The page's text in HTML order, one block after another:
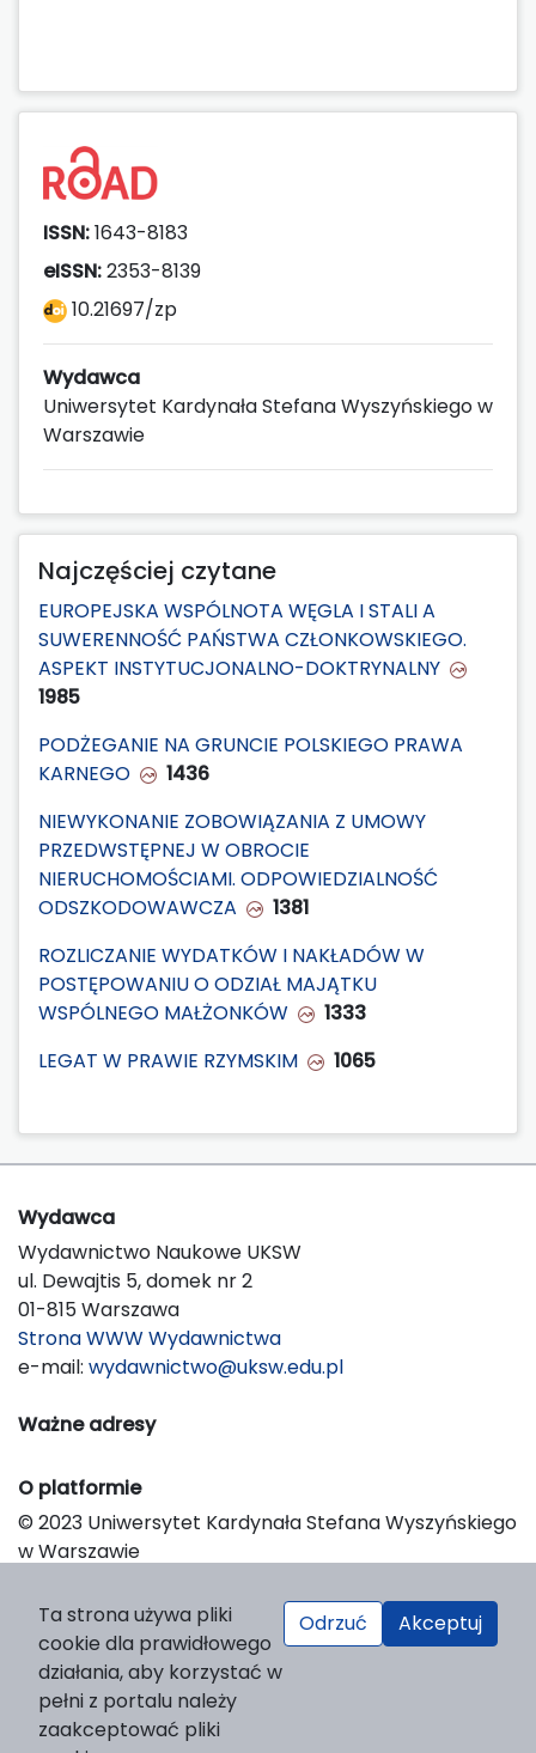
ISSN:1643-8183
eISSN:2353-8139
10.21697/zp
Wydawca
Uniwersytet Kardynała Stefana Wyszyńskiego w
Warszawie
Najczęściej czytane
EUROPEJSKA WSPÓLNOTA WĘGLA I STALI A
SUWERENNOŚĆ PAŃSTWA CZŁONKOWSKIEGO.
ASPEKT INSTYTUCJONALNO-DOKTRYNALNY
1985
PODŻEGANIE NA GRUNCIE POLSKIEGO PRAWA
KARNEGO
1436
NIEWYKONANIE ZOBOWIĄZANIA Z UMOWY
PRZEDWSTĘPNEJ W OBROCIE
NIERUCHOMOŚCIAMI. ODPOWIEDZIALNOŚĆ
ODSZKODOWAWCZA
1381
ROZLICZANIE WYDATKÓW I NAKŁADÓW W
POSTĘPOWANIU O ODZIAŁ MAJĄTKU
WSPÓLNEGO MAŁŻONKÓW
1333
LEGAT W PRAWIE RZYMSKIM
1065
Wydawca
Wydawnictwo Naukowe UKSW
ul. Dewajtis 5, domek nr 2
01-815 Warszawa
Strona WWW Wydawnictwa
e-mail: wydawnictwo@uksw.edu.pl
Ważne adresy
O platformie
© 2023 Uniwersytet Kardynała Stefana Wyszyńskiego
w Warszawie
Platform & Workflow by OJS/PKP
Ta strona używa pliki
cookie dla prawidłowego
działania, aby korzystać w
pełni z portalu należy
zaakceptować pliki
Odrzuć Akceptuj